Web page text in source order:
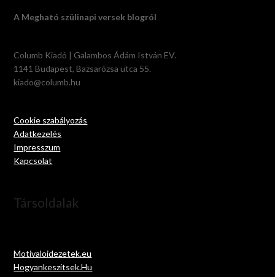
A Megható szülinapi versek blogról
Columb Kiadó | Galambos Ádám István EV.
1141 Budapest, Bazsarózsa utca 55.
kiado@columb.hu
Cookie szabályozás
Adatkezelés
Impresszum
Kapcsolat
Társoldalak
Motivaloidezetek.eu
Hogyankeszitsek.Hu